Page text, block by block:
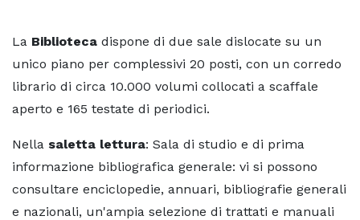
La Biblioteca dispone di due sale dislocate su un
unico piano per complessivi 20 posti, con un corredo
librario di circa 10.000 volumi collocati a scaffale
aperto e 165 testate di periodici.
Nella saletta lettura: Sala di studio e di prima
informazione bibliografica generale: vi si possono
consultare enciclopedie, annuari, bibliografie generali
e nazionali, un'ampia selezione di trattati e manuali